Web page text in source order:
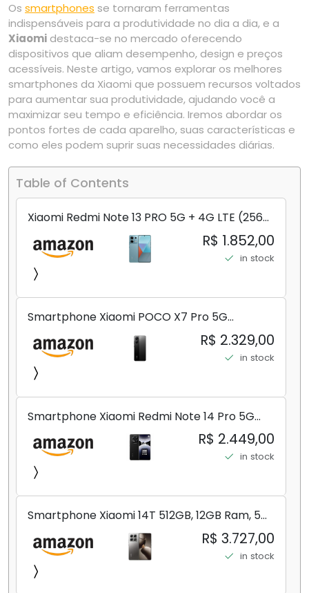
Os smartphones se tornaram ferramentas
indispensáveis para a produtividade no dia a dia, e a
Xiaomi destaca-se no mercado oferecendo
dispositivos que aliam desempenho, design e preços
acessíveis. Neste artigo, vamos explorar os melhores
smartphones da Xiaomi que possuem recursos voltados
para aumentar sua produtividade, ajudando você a
maximizar seu tempo e eficiência. Iremos abordar os
pontos fortes de cada aparelho, suas características e
como eles podem suprir suas necessidades diárias.
Table of Contents
Xiaomi Redmi Note 13 PRO 5G + 4G LTE (256
GB + 8 GB) 200 MP Triplo (Mobile Mint Tello
e) + (Pacote de carregador duplo de carro
rápido) (Ocean Teal (ROM))
R$ 1.852,00
in stock
Smartphone Xiaomi POCO X7 Pro 5G
8+256GB/12+256GB/12+512GB
R$ 2.329,00
in stock
Smartphone Xiaomi Redmi Note 14 Pro 5G
Midnight Black (Preto) 12GB RAM 512GB ROM
NFC [ 24090RA29G ]
R$ 2.449,00
in stock
Smartphone Xiaomi 14T 512GB, 12GB Ram, 5G,
Leica, Cinza - no Brasil
R$ 3.727,00
in stock